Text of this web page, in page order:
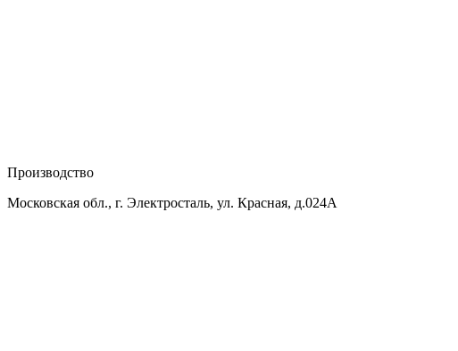
Производство
Московская обл., г. Электросталь, ул. Красная, д.024А